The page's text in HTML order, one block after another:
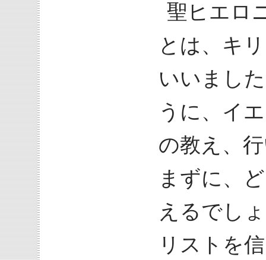
聖ヒエロ
とは、キ
いいまし
うに、イ
の教え、
まずに、
えるでし
リストを